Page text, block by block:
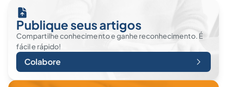
Publique seus artigos
Compartilhe conhecimento e ganhe reconhecimento. É
fácil e rápido!
Colabore